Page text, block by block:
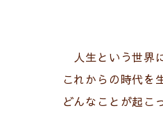
人生という世界
これからの時代を
どんなことが起こ